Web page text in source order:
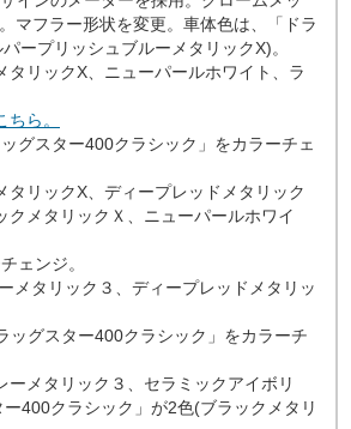
マフラー形状を変更。車体色は、「ドラ
ープリッシュブルーメタリックX)。
タリックX、ニューパールホワイト、ラ
ら。
グスター400クラシック」をカラーチェ
リックX、ディープレッドメタリック
メタリックＸ、ニューパールホワイ
ェンジ。
メタリック３、ディープレッドメタリッ
ッグスター400クラシック」をカラーチ
メタリック３、セラミックアイボリ
400クラシック」が2色(ブラックメタリ